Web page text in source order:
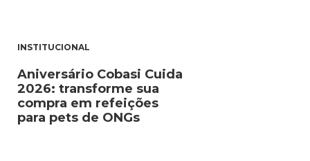
INSTITUCIONAL
Aniversário Cobasi Cuida
2026: transforme sua
compra em refeições
para pets de ONGs